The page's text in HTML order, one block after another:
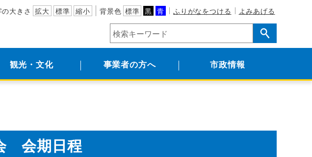
大きさ 拡大 標準 縮小 背景色 標準 黒 青 ふりがなをつける よみあげる
観光・文化 事業者の方へ 市政情報
会期日程